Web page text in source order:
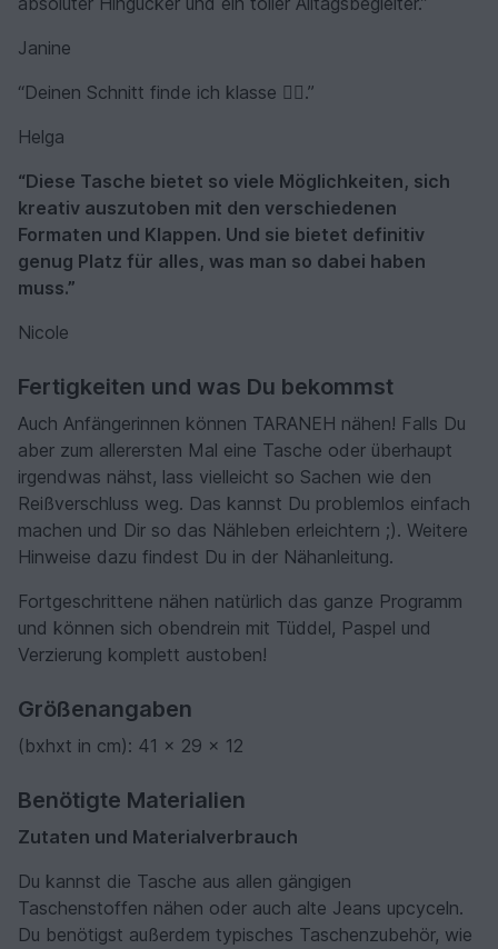
Janine
“Deinen Schnitt finde ich klasse 👍🏼.”
Helga
“Diese Tasche bietet so viele Möglichkeiten, sich
kreativ auszutoben mit den verschiedenen
Formaten und Klappen. Und sie bietet definitiv
genug Platz für alles, was man so dabei haben
muss.”
Nicole
Fertigkeiten und was Du bekommst
Auch Anfängerinnen können TARANEH nähen! Falls Du
aber zum allerersten Mal eine Tasche oder überhaupt
irgendwas nähst, lass vielleicht so Sachen wie den
Reißverschluss weg. Das kannst Du problemlos einfach
machen und Dir so das Nähleben erleichtern ;). Weitere
Hinweise dazu findest Du in der Nähanleitung.
Fortgeschrittene nähen natürlich das ganze Programm
und können sich obendrein mit Tüddel, Paspel und
Verzierung komplett austoben!
Größenangaben
(bxhxt in cm): 41 x 29 x 12
Benötigte Materialien
Zutaten und Materialverbrauch
Du kannst die Tasche aus allen gängigen
Taschenstoffen nähen oder auch alte Jeans upcyceln.
Du benötigst außerdem typisches Taschenzubehör, wie